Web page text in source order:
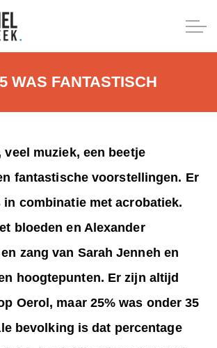
WAS FANTASTISCH
veel muziek, een beetje
fantastische voorstellingen. Er
in combinatie met acrobatiek.
bloeden en Alexander
zang van Sarah Jenneh en
hoogtepunten. Er zijn altijd
Oerol, maar 25% was onder 35
bevolking is dat percentage